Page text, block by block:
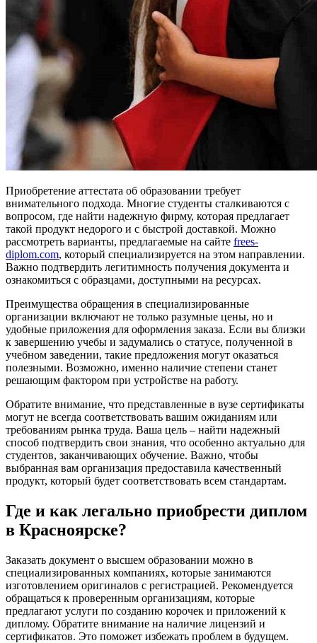
Приобретение аттестата об образовании требует
внимательного подхода. Многие студенты сталкиваются с
вопросом, где найти надежную фирму, которая предлагает
такой продукт недорого и с быстрой доставкой. Можно
рассмотреть варианты, предлагаемые на сайте frees-
diplom.com, который специализируется на этом направлении.
Важно подтвердить легитимность получения документа и
ознакомиться с образцами, доступными на ресурсах.
Преимущества обращения в специализированные
организации включают не только разумные цены, но и
удобные приложения для оформления заказа. Если вы близки
к завершению учебы и задумались о статусе, полученной в
учебном заведении, такие предложения могут оказаться
полезными. Возможно, именно наличие степени станет
решающим фактором при устройстве на работу.
Обратите внимание, что представленные в вузе сертификаты
могут не всегда соответствовать вашим ожиданиям или
требованиям рынка труда. Ваша цель – найти надежный
способ подтвердить свои знания, что особенно актуально для
студентов, заканчивающих обучение. Важно, чтобы
выбранная вам организация предоставила качественный
продукт, который будет соответствовать всем стандартам.
Где и как легально приобрести диплом
в Красноярске?
Заказать документ о высшем образовании можно в
специализированных компаниях, которые занимаются
изготовлением оригиналов с регистрацией. Рекомендуется
обращаться к проверенным организациям, которые
предлагают услуги по созданию корочек и приложений к
диплому. Обратите внимание на наличие лицензий и
сертификатов. Это поможет избежать проблем в будущем.